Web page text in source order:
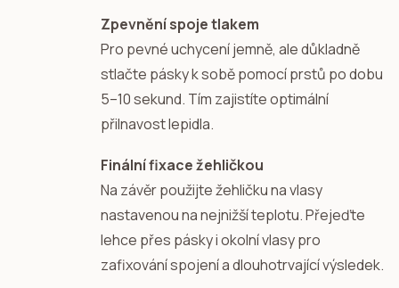
Zpevnění spoje tlakem
Pro pevné uchycení jemně, ale důkladně
stlačte pásky k sobě pomocí prstů po dobu
5–10 sekund. Tím zajistíte optimální
přilnavost lepidla.
Finální fixace žehličkou
Na závěr použijte žehličku na vlasy
nastavenou na nejnižší teplotu. Přejeďte
lehce přes pásky i okolní vlasy pro
zafixování spojení a dlouhotrvající výsledek.